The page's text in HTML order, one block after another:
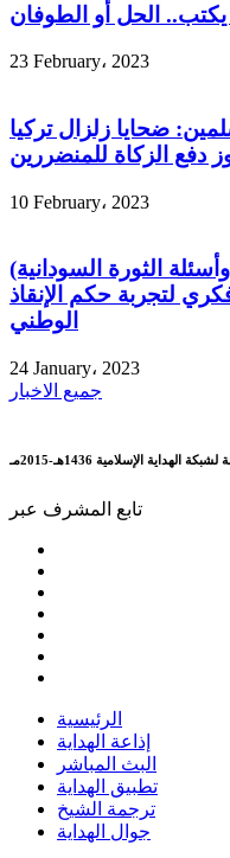
يكتب.. الحل أو الطوفان
23 February، 2023
ضحايا زلزال تركيا
دفع الزكاة للمنضررين
10 February، 2023
الثورة السودانية)
لتجربة حكم الإنقاذ
الوطني
24 January، 2023
جميع الاخبار
الإسلامية 1436هـ-2015مـ
تابع المشرف عبر
الرئيسية
إذاعة الهداية
البث المباشر
تطبيق الهداية
ترجمة الشيخ
جوال الهداية